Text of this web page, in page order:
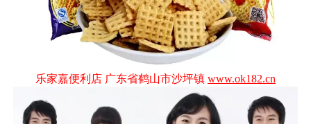
乐家嘉便利店 广东省鹤山市沙坪镇 www.ok182.cn